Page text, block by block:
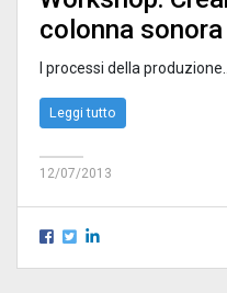
colonna
I processi della
Leggi tutto
12/07/2013